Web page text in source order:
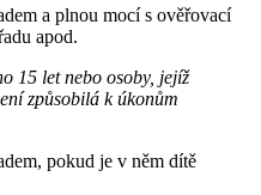
a plnou mocí s ověřovací
apod.
15 let nebo osoby, jejíž
způsobilá k úkonům
pokud je v něm dítě